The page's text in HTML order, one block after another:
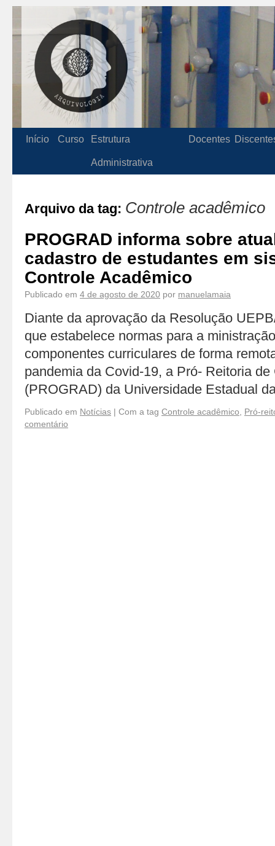
Início Curso Estrutura
Administrativa
Docentes
Arquivo da tag: Controle acadêmico
PROGRAD informa sobre
cadastro de estudantes em
Controle Acadêmico
Publicado em 4 de agosto de 2020 por manuelamaia
Diante da aprovação da Resolução
que estabelece normas para a
componentes curriculares de forma
pandemia da Covid-19, a Pró- Reitoria de
(PROGRAD) da Universidade Estadual
Publicado em Notícias | Com a tag Controle acadêmico
Pró-
comentário